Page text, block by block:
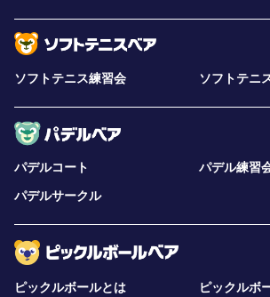
ソフトテニス練習会 ソフトテニ
パデルコート
パデル練習
パデルサークル
ピックルボールとは
ピックルボ